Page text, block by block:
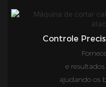
Controle
e resultados
ajudando os